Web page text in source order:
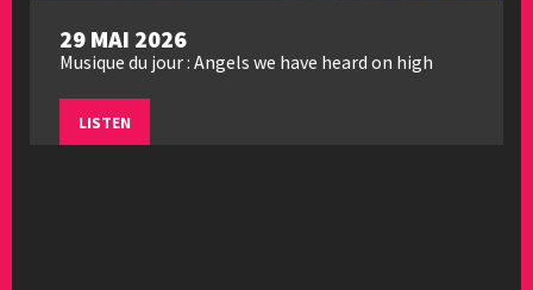
29 MAI 2026
Musique du jour : Angels we have heard on high
LISTEN